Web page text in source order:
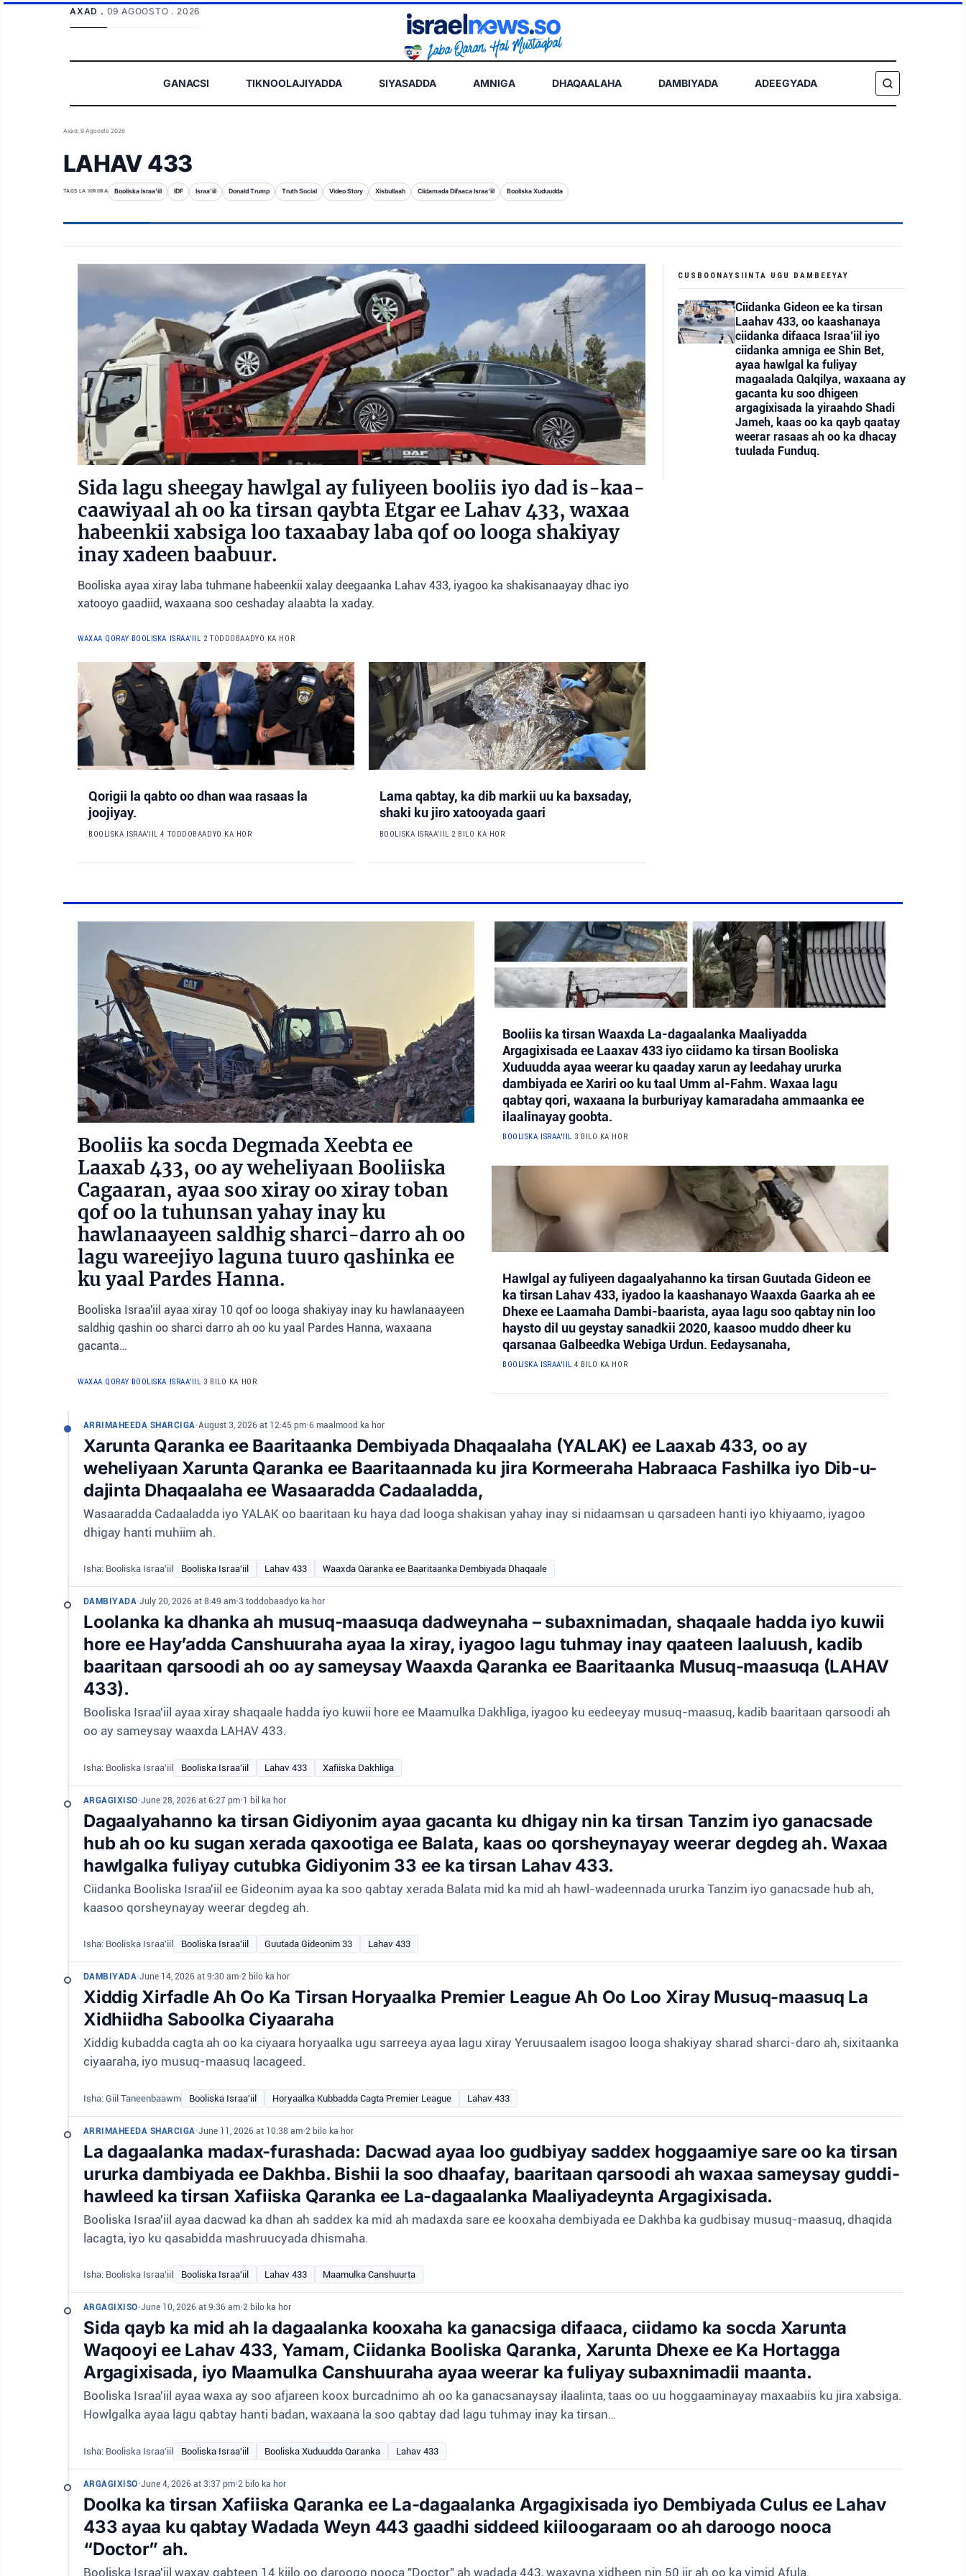
AXAD . 09 AGOOSTO . 2026
GANACSI TIKNOOLAJIYADDA SIYASADDA AMNIGA DHAQAALAHA DAMBIYADA ADEEGYADA
Axad, 9 Agoosto 2026
LAHAV 433
TAGS LA XIRIIRA Booliska Israa'iil IDF Israa'iil Donald Trump Truth Social Video Story Xisbullaah Ciidamada Difaaca Israa'iil Booliska Xuduudda
Sida lagu sheegay hawlgal ay fuliyeen booliis iyo dad is-kaa-
caawiyaal ah oo ka tirsan qaybta Etgar ee Lahav 433, waxaa
habeenkii xabsiga loo taxaabay laba qof oo looga shakiyay
inay xadeen baabuur.
Booliska ayaa xiray laba tuhmane habeenkii xalay deegaanka Lahav 433, iyagoo ka shakisanaayay dhac iyo
xatooyo gaadiid, waxaana soo ceshaday alaabta la xaday.
WAXAA QORAY BOOLISKA ISRAA'IIL 2 TODDOBAADYO KA HOR
Qorigii la qabto oo dhan waa rasaas la
joojiyay.
BOOLISKA ISRAA'IIL 4 TODDOBAADYO KA HOR
Lama qabtay, ka dib markii uu ka baxsaday,
shaki ku jiro xatooyada gaari
BOOLISKA ISRAA'IIL 2 BILO KA HOR
CUSBOONAYSIINTA UGU DAMBEEYAY
Ciidanka Gideon ee ka tirsan
Laahav 433, oo kaashanaya
ciidanka difaaca Israa’iil iyo
ciidanka amniga ee Shin Bet,
ayaa hawlgal ka fuliyay
magaalada Qalqilya, waxaana ay
gacanta ku soo dhigeen
argagixisada la yiraahdo Shadi
Jameh, kaas oo ka qayb qaatay
weerar rasaas ah oo ka dhacay
tuulada Funduq.
Booliis ka socda Degmada Xeebta ee
Laaxab 433, oo ay weheliyaan Booliiska
Cagaaran, ayaa soo xiray oo xiray toban
qof oo la tuhunsan yahay inay ku
hawlanaayeen saldhig sharci-darro ah oo
lagu wareejiyo laguna tuuro qashinka ee
ku yaal Pardes Hanna.
Booliska Israa'iil ayaa xiray 10 qof oo looga shakiyay inay ku hawlanaayeen
saldhig qashin oo sharci darro ah oo ku yaal Pardes Hanna, waxaana
gacanta…
WAXAA QORAY BOOLISKA ISRAA'IIL 3 BILO KA HOR
Booliis ka tirsan Waaxda La-dagaalanka Maaliyadda
Argagixisada ee Laaxav 433 iyo ciidamo ka tirsan Booliska
Xuduudda ayaa weerar ku qaaday xarun ay leedahay ururka
dambiyada ee Xariri oo ku taal Umm al-Fahm. Waxaa lagu
qabtay qori, waxaana la burburiyay kamaradaha ammaanka ee
ilaalinayay goobta.
BOOLISKA ISRAA'IIL 3 BILO KA HOR
Hawlgal ay fuliyeen dagaalyahanno ka tirsan Guutada Gideon ee
ka tirsan Lahav 433, iyadoo la kaashanayo Waaxda Gaarka ah ee
Dhexe ee Laamaha Dambi-baarista, ayaa lagu soo qabtay nin loo
haysto dil uu geystay sanadkii 2020, kaasoo muddo dheer ku
qarsanaa Galbeedka Webiga Urdun. Eedaysanaha,
BOOLISKA ISRAA'IIL 4 BILO KA HOR
ARRIMAHEEDA SHARCIGA•August 3, 2026 at 12:45 pm•6 maalmood ka hor
Xarunta Qaranka ee Baaritaanka Dembiyada Dhaqaalaha (YALAK) ee Laaxab 433, oo ay
weheliyaan Xarunta Qaranka ee Baaritaannada ku jira Kormeeraha Habraaca Fashilka iyo Dib-u-
dajinta Dhaqaalaha ee Wasaaradda Cadaaladda,
Wasaaradda Cadaaladda iyo YALAK oo baaritaan ku haya dad looga shakisan yahay inay si nidaamsan u qarsadeen hanti iyo khiyaamo, iyagoo
dhigay hanti muhiim ah.
Isha: Booliska Israa'iil Booliska Israa'iil Lahav 433 Waaxda Qaranka ee Baaritaanka Dembiyada Dhaqaale
DAMBIYADA•July 20, 2026 at 8:49 am•3 toddobaadyo ka hor
Loolanka ka dhanka ah musuq-maasuqa dadweynaha – subaxnimadan, shaqaale hadda iyo kuwii
hore ee Hay’adda Canshuuraha ayaa la xiray, iyagoo lagu tuhmay inay qaateen laaluush, kadib
baaritaan qarsoodi ah oo ay sameysay Waaxda Qaranka ee Baaritaanka Musuq-maasuqa (LAHAV
433).
Booliska Israa'iil ayaa xiray shaqaale hadda iyo kuwii hore ee Maamulka Dakhliga, iyagoo ku eedeeyay musuq-maasuq, kadib baaritaan qarsoodi ah
oo ay sameysay waaxda LAHAV 433.
Isha: Booliska Israa'iil Booliska Israa'iil Lahav 433 Xafiiska Dakhliga
ARGAGIXISO•June 28, 2026 at 6:27 pm•1 bil ka hor
Dagaalyahanno ka tirsan Gidiyonim ayaa gacanta ku dhigay nin ka tirsan Tanzim iyo ganacsade
hub ah oo ku sugan xerada qaxootiga ee Balata, kaas oo qorsheynayay weerar degdeg ah. Waxaa
hawlgalka fuliyay cutubka Gidiyonim 33 ee ka tirsan Lahav 433.
Ciidanka Booliska Israa'iil ee Gideonim ayaa ka soo qabtay xerada Balata mid ka mid ah hawl-wadeennada ururka Tanzim iyo ganacsade hub ah,
kaasoo qorsheynayay weerar degdeg ah.
Isha: Booliska Israa'iil Booliska Israa'iil Guutada Gideonim 33 Lahav 433
DAMBIYADA•June 14, 2026 at 9:30 am•2 bilo ka hor
Xiddig Xirfadle Ah Oo Ka Tirsan Horyaalka Premier League Ah Oo Loo Xiray Musuq-maasuq La
Xidhiidha Saboolka Ciyaaraha
Xiddig kubadda cagta ah oo ka ciyaara horyaalka ugu sarreeya ayaa lagu xiray Yeruusaalem isagoo looga shakiyay sharad sharci-daro ah, sixitaanka
ciyaaraha, iyo musuq-maasuq lacageed.
Isha: Giil Taneenbaawm Booliska Israa'iil Horyaalka Kubbadda Cagta Premier League Lahav 433
ARRIMAHEEDA SHARCIGA•June 11, 2026 at 10:38 am•2 bilo ka hor
La dagaalanka madax-furashada: Dacwad ayaa loo gudbiyay saddex hoggaamiye sare oo ka tirsan
ururka dambiyada ee Dakhba. Bishii la soo dhaafay, baaritaan qarsoodi ah waxaa sameysay guddi-
hawleed ka tirsan Xafiiska Qaranka ee La-dagaalanka Maaliyadeynta Argagixisada.
Booliska Israa'iil ayaa dacwad ka dhan ah saddex ka mid ah madaxda sare ee kooxaha dembiyada ee Dakhba ka gudbisay musuq-maasuq, dhaqida
lacagta, iyo ku qasabidda mashruucyada dhismaha.
Isha: Booliska Israa'iil Booliska Israa'iil Lahav 433 Maamulka Canshuurta
ARGAGIXISO•June 10, 2026 at 9:36 am•2 bilo ka hor
Sida qayb ka mid ah la dagaalanka kooxaha ka ganacsiga difaaca, ciidamo ka socda Xarunta
Waqooyi ee Lahav 433, Yamam, Ciidanka Booliska Qaranka, Xarunta Dhexe ee Ka Hortagga
Argagixisada, iyo Maamulka Canshuuraha ayaa weerar ka fuliyay subaxnimadii maanta.
Booliska Israa'iil ayaa waxa ay soo afjareen koox burcadnimo ah oo ka ganacsanaysay ilaalinta, taas oo uu hoggaaminayay maxaabiis ku jira xabsiga.
Howlgalka ayaa lagu qabtay hanti badan, waxaana la soo qabtay dad lagu tuhmay inay ka tirsan…
Isha: Booliska Israa'iil Booliska Israa'iil Booliska Xuduudda Qaranka Lahav 433
ARGAGIXISO•June 4, 2026 at 3:37 pm•2 bilo ka hor
Doolka ka tirsan Xafiiska Qaranka ee La-dagaalanka Argagixisada iyo Dembiyada Culus ee Lahav
433 ayaa ku qabtay Wadada Weyn 443 gaadhi siddeed kiiloogaraam oo ah daroogo nooca
“Doctor” ah.
Booliska Israa'iil waxay qabteen 14 kiilo oo daroogo nooca "Doctor" ah wadada 443, waxayna xidheen nin 50 jir ah oo ka yimid Afula.